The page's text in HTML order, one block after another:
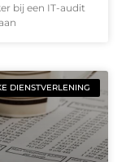
bij een IT-audit
DIENSTVERLENING